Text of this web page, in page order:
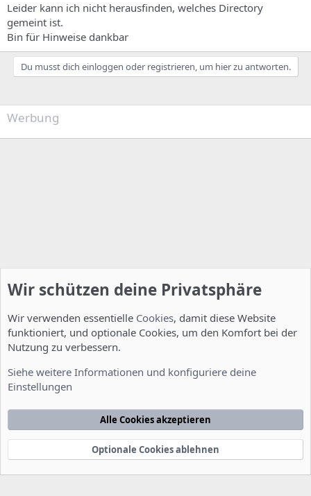
Leider kann ich nicht herausfinden, welches Directory
gemeint ist.
Bin für Hinweise dankbar
Du musst dich einloggen oder registrieren, um hier zu antworten.
Werbung
Nutzungsbedingungen Datenschutzerklärung
Startseite
e
Community platform by XenForo® © 2010-2022 XenForo Ltd.
xenDach©2010-2014
Wir schützen deine Privatsphäre
Wir verwenden essentielle Cookies, damit diese Website
funktioniert, und optionale Cookies, um den Komfort bei der
Nutzung zu verbessern.
Siehe weitere Informationen und konfiguriere deine
Einstellungen
Alle Cookies akzeptieren
Optionale Cookies ablehnen